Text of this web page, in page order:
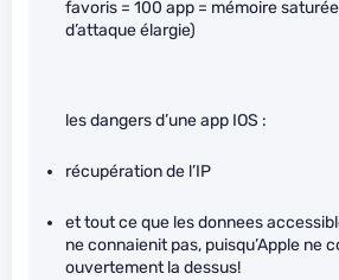
favoris = 100 app = mémoire
d’attaque élargie)
les dangers d’une app IOS :
récupération de l’IP
et tout ce que les donnees
ne connaienit pas, puisqu’Apple ne
ouvertement la dessus!